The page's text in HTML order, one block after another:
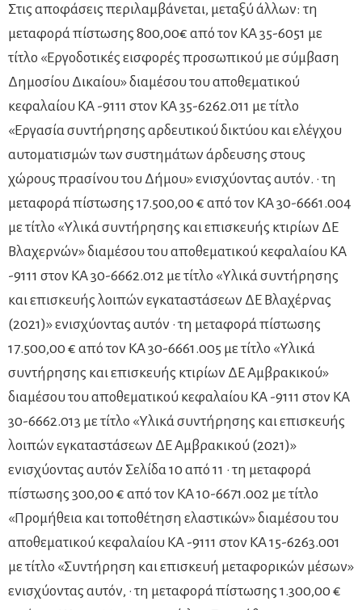
Στις αποφάσεις περιλαμβάνεται, μεταξύ άλλων: τη
μεταφορά πίστωσης 800,00€ από τον ΚΑ 35-6051 με
τίτλο «Εργοδοτικές εισφορές προσωπικού με σύμβαση
Δημοσίου Δικαίου» διαμέσου του αποθεματικού
κεφαλαίου ΚΑ -9111 στον ΚΑ 35-6262.011 με τίτλο
«Εργασία συντήρησης αρδευτικού δικτύου και ελέγχου
αυτοματισμών των συστημάτων άρδευσης στους
χώρους πρασίνου του Δήμου» ενισχύοντας αυτόν. · τη
μεταφορά πίστωσης 17.500,00 € από τον ΚΑ 30-6661.004
με τίτλο «Υλικά συντήρησης και επισκευής κτιρίων ΔΕ
Βλαχερνών» διαμέσου του αποθεματικού κεφαλαίου ΚΑ
-9111 στον ΚΑ 30-6662.012 με τίτλο «Υλικά συντήρησης
και επισκευής λοιπών εγκαταστάσεων ΔΕ Βλαχέρνας
(2021)» ενισχύοντας αυτόν · τη μεταφορά πίστωσης
17.500,00 € από τον ΚΑ 30-6661.005 με τίτλο «Υλικά
συντήρησης και επισκευής κτιρίων ΔΕ Αμβρακικού»
διαμέσου του αποθεματικού κεφαλαίου ΚΑ -9111 στον ΚΑ
30-6662.013 με τίτλο «Υλικά συντήρησης και επισκευής
λοιπών εγκαταστάσεων ΔΕ Αμβρακικού (2021)»
ενισχύοντας αυτόν Σελίδα 10 από 11 · τη μεταφορά
πίστωσης 300,00 € από τον ΚΑ 10-6671.002 με τίτλο
«Προμήθεια και τοποθέτηση ελαστικών» διαμέσου του
αποθεματικού κεφαλαίου ΚΑ -9111 στον ΚΑ 15-6263.001
με τίτλο «Συντήρηση και επισκευή μεταφορικών μέσων»
ενισχύοντας αυτόν, · τη μεταφορά πίστωσης 1.300,00 €